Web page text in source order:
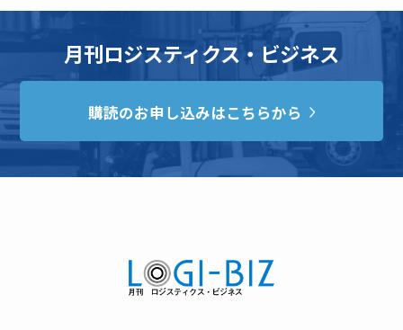
月刊ロジスティクス・ビジネス
購読のお申し込みはこちらから